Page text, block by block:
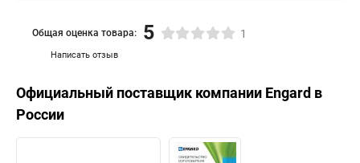
Написать отзыв
Общая оценка товара: 5 1
Официальный поставщик компании Engard в
России